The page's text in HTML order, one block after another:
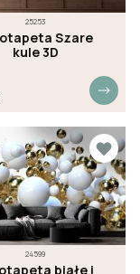
25253
Szare
kule 3D
24599
białe i